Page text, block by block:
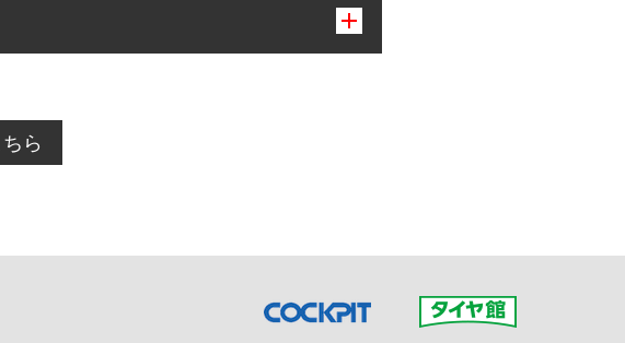
接ご予約いただいた店舗へご連絡くださ
ら